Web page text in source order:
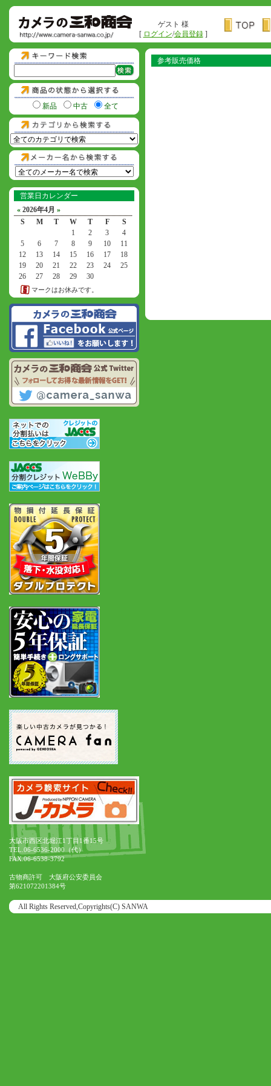
ゲスト 様
[ ログイン/会員登録]
新品 中古 全て
営業日カレンダー
« 2026年4月 »
S
M T W T F
S
1
2 3
4
5
6 7 8 9 10
11
12
13 14 15 16 17
18
19
20 21 22 23 24
25
26
27 28 29 30
マークはお休みです。
参考販売価格
大阪市西区北堀江1丁目1番15号
TEL.06-6536-2000（代）
FAX.06-6538-3792
古物商許可 大阪府公安委員会
第621072201384号
All Rights Reserved,Copyrights(C) SANWA